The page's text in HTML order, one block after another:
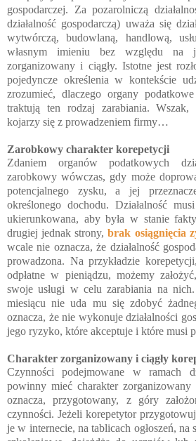
gospodarczej. Za pozarolniczą
działalność gospodarczą) uważa się
wytwórczą, budowlaną, handlową,
własnym imieniu bez względu na
zorganizowany i ciągły. Istotne jest
pojedyncze określenia w kontekście
zrozumieć, dlaczego organy
traktują ten rodzaj zarabiania. Wszak,
kojarzy się z prowadzeniem firmy…
Zarobkowy charakter korepetycji
Zdaniem organów podatkowych
zarobkowy wówczas, gdy może
potencjalnego zysku, a jej
określonego dochodu. Działalność
ukierunkowana, aby była w stanie
drugiej jednak strony,brak osiągnięcia
wcale nie oznacza, że działalność
prowadzona. Na przykładzie
odpłatne w pieniądzu, możemy
swoje usługi w celu zarabiania na
miesiącu nie uda mu się zdobyć
oznacza, że nie wykonuje działalności
jego ryzyko, które akceptuje i które musi
Charakter zorganizowany i ciągły
Czynności podejmowane w ramach
powinny mieć charakter
oznacza, przygotowany, z góry
czynności. Jeżeli korepetytor
je w internecie, na tablicach ogłoszeń, na